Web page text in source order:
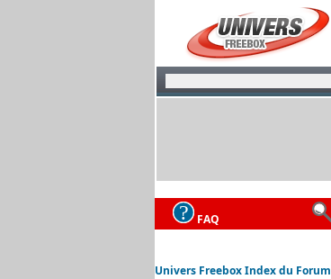
FAQ
Univers Freebox Index du Forum